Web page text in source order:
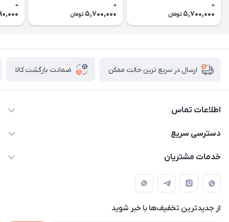
0
5,700,000 تومان
0
5,700,000 تومان
0
ارسال در سریع ترین حالت ممکن ضمانت بازگشت کالا
اطلاعات تماس
09387538030
دهقانی
دسترسی سریع
حساب کاربری
لیست محصولات
درباره ما
خدمات مشتریان
قوانین و مقررات
حریم خصوصی
راهنما
از جدید‌ترین تخفیف‌ها با‌ خبر شوید